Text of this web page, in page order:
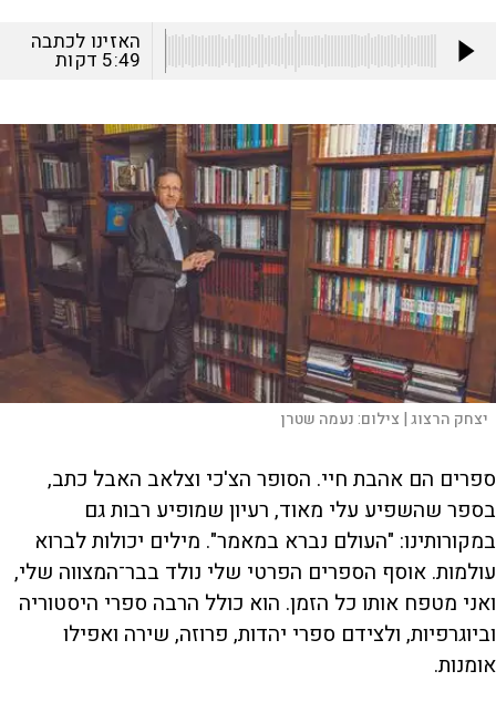
האזינו לכתבה
5:49 דקות
יצחק הרצוג | צילום:נעמה שטרן
ספרים הם אהבת חיי. הסופר הצ'כי וצלאב האבל כתב,
בספר שהשפיע עלי מאוד, רעיון שמופיע רבות גם
במקורותינו: "העולם נברא במאמר". מילים יכולות לברוא
עולמות. אוסף הספרים הפרטי שלי נולד בבר־המצווה שלי,
ואני מטפח אותו כל הזמן. הוא כולל הרבה ספרי היסטוריה
וביוגרפיות, ולצידם ספרי יהדות, פרוזה, שירה ואפילו
אומנות.